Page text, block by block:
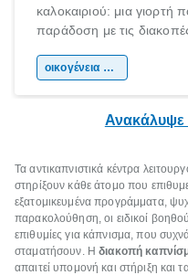
καλοκαιριού: μια γιορτή
παράδοση με τις διακοπές
χώρας. Είτε πρόκειται
οικογένεια & παιδί
Τα αντικαπνιστικά κέντρα
στηρίξουν κάθε άτομο που
εξατομικευμένα προγράμματα,
παρακολούθηση, οι ειδικοί
επιθυμίες για κάπνισμα, που
σταματήσουν. Ηδιακοπή
απαιτεί υπομονή και στήριξη και